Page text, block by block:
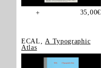
+ 35,00€
ECAL,A Typographic
Atlas